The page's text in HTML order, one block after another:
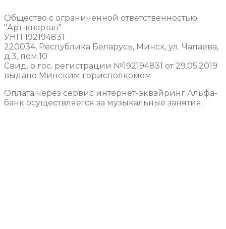
Общество с ограниченной ответственностью
"Арт-квартал"
УНП 192194831
220034, Республика Беларусь, Минск, ул. Чапаева,
д.3, пом.10
Свид. о гос. регистрации №192194831 от 29.05.2019
выдано Минским горисполкомом
Оплата через сервис интернет-эквайринг Альфа-
банк осуществляется за музыкальные занятия.